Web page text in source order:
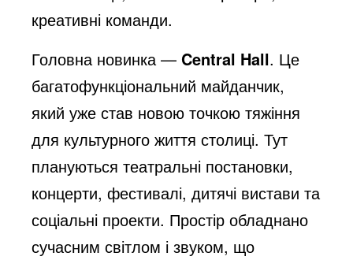
креативні команди.
Головна новинка — Central Hall. Це
багатофункціональний майданчик,
який уже став новою точкою тяжіння
для культурного життя столиці. Тут
плануються театральні постановки,
концерти, фестивалі, дитячі вистави та
соціальні проекти. Простір обладнано
сучасним світлом і звуком, що